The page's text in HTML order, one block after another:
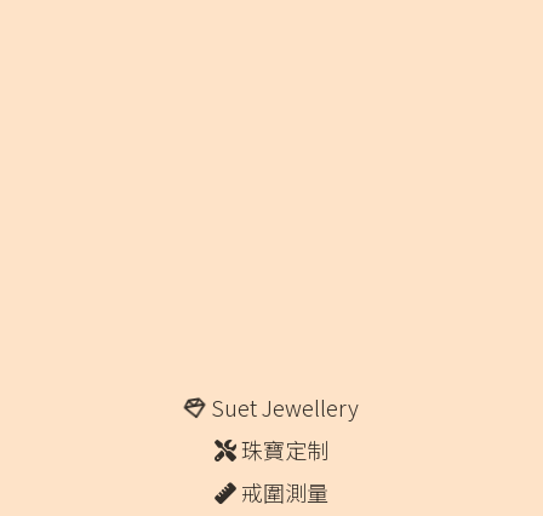
Suet Jewellery
珠寶定制
戒圍測量